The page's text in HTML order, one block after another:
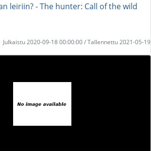
leiriin? - The hunter: Call of the wild
Julkaistu 2020-09-18 00:00:00 / Tallennettu 2021-05-19